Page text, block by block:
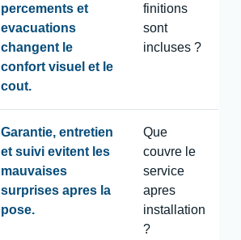
percements et
evacuations
changent le
confort visuel et le
cout.
finitions
sont
incluses ?
Garantie, entretien
et suivi evitent les
mauvaises
surprises apres la
pose.
Que
couvre le
service
apres
installation
?